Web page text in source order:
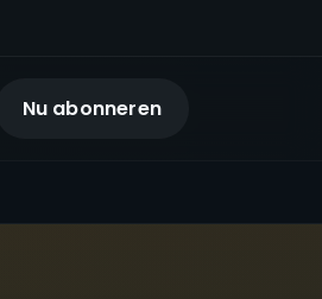
Nu abonneren